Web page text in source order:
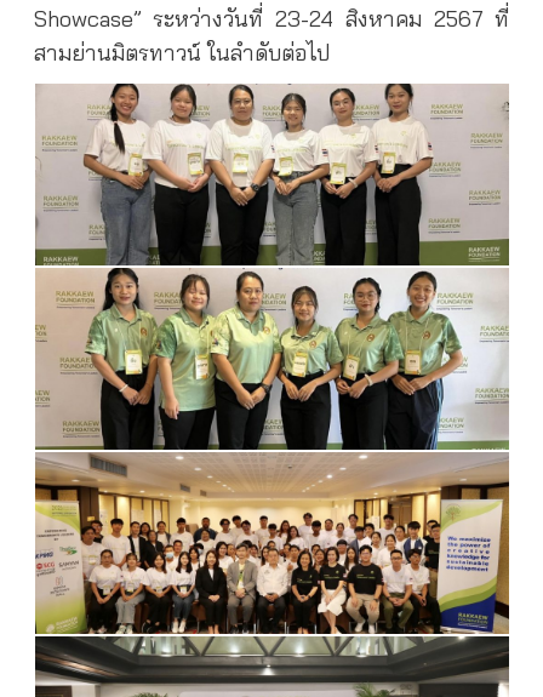
Showcase” ระหว่างวันที่ 23-24 สิงหาคม 2567 ที่
สามย่านมิตรทาวน์ ในลำดับต่อไป